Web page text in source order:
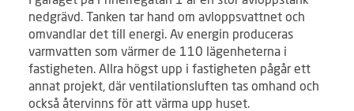
nedgrävd. Tanken tar hand om avloppsvattnet och
omvandlar det till energi. Av energin produceras
varmvatten som värmer de 110 lägenheterna i
fastigheten. Allra högst upp i fastigheten pågår ett
annat projekt, där ventilationsluften tas omhand och
också återvinns för att värma upp huset.